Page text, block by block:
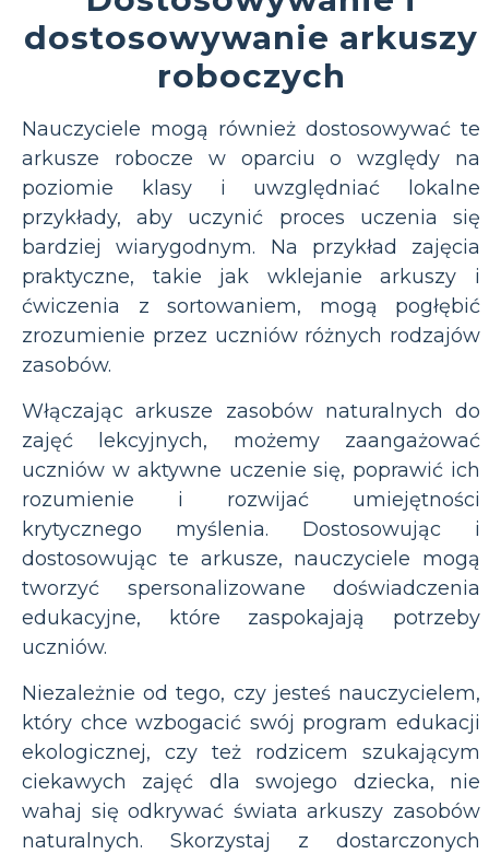
dostosowywanie arkuszy
roboczych
Nauczyciele mogą również dostosowywać te
arkusze robocze w oparciu o względy na
poziomie klasy i uwzględniać lokalne
przykłady, aby uczynić proces uczenia się
bardziej wiarygodnym. Na przykład zajęcia
praktyczne, takie jak wklejanie arkuszy i
ćwiczenia z sortowaniem, mogą pogłębić
zrozumienie przez uczniów różnych rodzajów
zasobów.
Włączając arkusze zasobów naturalnych do
zajęć lekcyjnych, możemy zaangażować
uczniów w aktywne uczenie się, poprawić ich
rozumienie i rozwijać umiejętności
krytycznego myślenia. Dostosowując i
dostosowując te arkusze, nauczyciele mogą
tworzyć spersonalizowane doświadczenia
edukacyjne, które zaspokajają potrzeby
uczniów.
Niezależnie od tego, czy jesteś nauczycielem,
który chce wzbogacić swój program edukacji
ekologicznej, czy też rodzicem szukającym
ciekawych zajęć dla swojego dziecka, nie
wahaj się odkrywać świata arkuszy zasobów
naturalnych. Skorzystaj z dostarczonych